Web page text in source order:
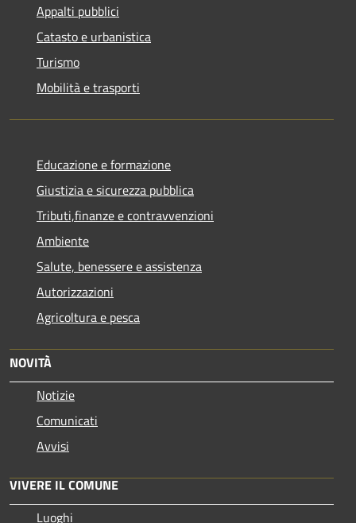
Appalti pubblici
Catasto e urbanistica
Turismo
Mobilità e trasporti
Educazione e formazione
Giustizia e sicurezza pubblica
Tributi,finanze e contravvenzioni
Ambiente
Salute, benessere e assistenza
Autorizzazioni
Agricoltura e pesca
NOVITÀ
Notizie
Comunicati
Avvisi
VIVERE IL COMUNE
Luoghi